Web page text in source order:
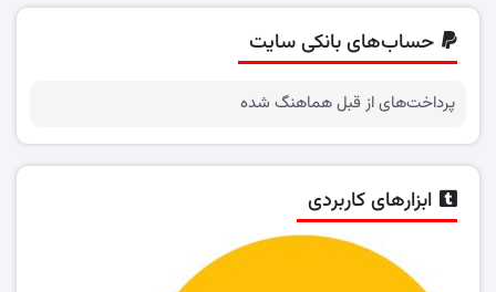
حساب‌های بانکی سایت
پرداخت‌های از قبل هماهنگ شده
ابزارهای کاربردی